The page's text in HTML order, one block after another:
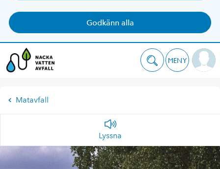
Godkänn alla
MENY
Matavfall
Lyssna